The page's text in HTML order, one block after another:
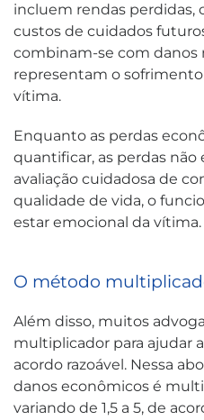
incluem rendas perdidas,
custos de cuidados
combinam-se com danos
representam o
vítima.
Enquanto as perdas
quantificar, as perdas
avaliação cuidadosa de
qualidade de vida, o
estar emocional da vítima.
O método
Além disso, muitos
multiplicador para ajudar
acordo razoável. Nessa
danos econômicos é
variando de 1,5 a 5, de